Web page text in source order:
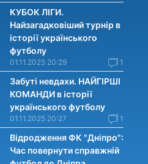
КУБОК ЛІГИ.
Найзагадковіший турнір в
історії українського
футболу
01.11.2025 20:29 1
Забуті невдахи. НАЙГІРШІ
КОМАНДИ в історії
українського футболу
01.11.2025 20:27 1
Відродження ФК "Дніпро":
Час повернути справжній